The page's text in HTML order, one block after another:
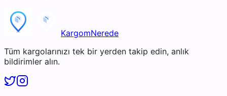
KargomNerede
Tüm kargolarınızı tek bir yerden takip edin, anlık
bildirimler alın.